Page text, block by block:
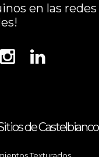
en las redes
de Castelbianco
Texturados